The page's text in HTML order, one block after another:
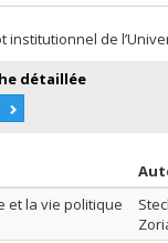
institutionnel de
détaillée
et la vie politique